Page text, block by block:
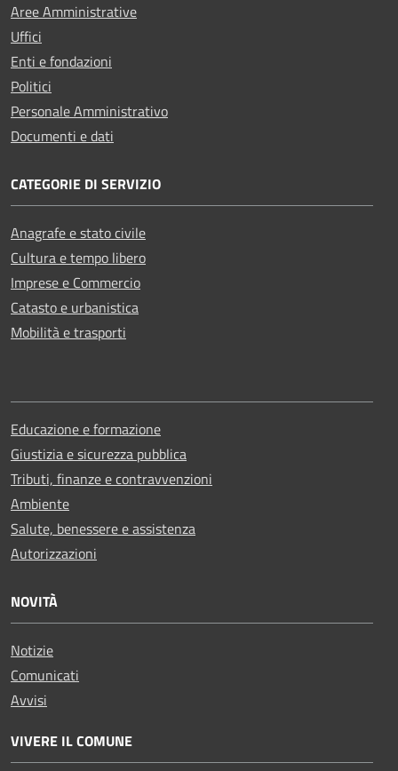
Aree Amministrative
Uffici
Enti e fondazioni
Politici
Personale Amministrativo
Documenti e dati
CATEGORIE DI SERVIZIO
Anagrafe e stato civile
Cultura e tempo libero
Imprese e Commercio
Catasto e urbanistica
Mobilità e trasporti
Educazione e formazione
Giustizia e sicurezza pubblica
Tributi, finanze e contravvenzioni
Ambiente
Salute, benessere e assistenza
Autorizzazioni
NOVITÀ
Notizie
Comunicati
Avvisi
VIVERE IL COMUNE